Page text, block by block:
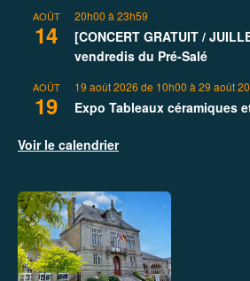
AOÛT
14
20h00 à 23h59
[CONCERT GRATUIT /
vendredis du Pré-Salé
AOÛT
19
19 août 2026 de 10h00 à 29 août
Expo Tableaux céramiques
Voir le calendrier